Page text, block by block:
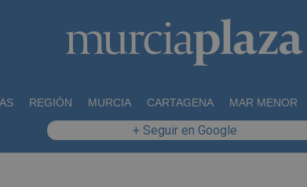
REGIÓN MURCIA CARTAGENA MAR MENOR
+ Seguir en Google